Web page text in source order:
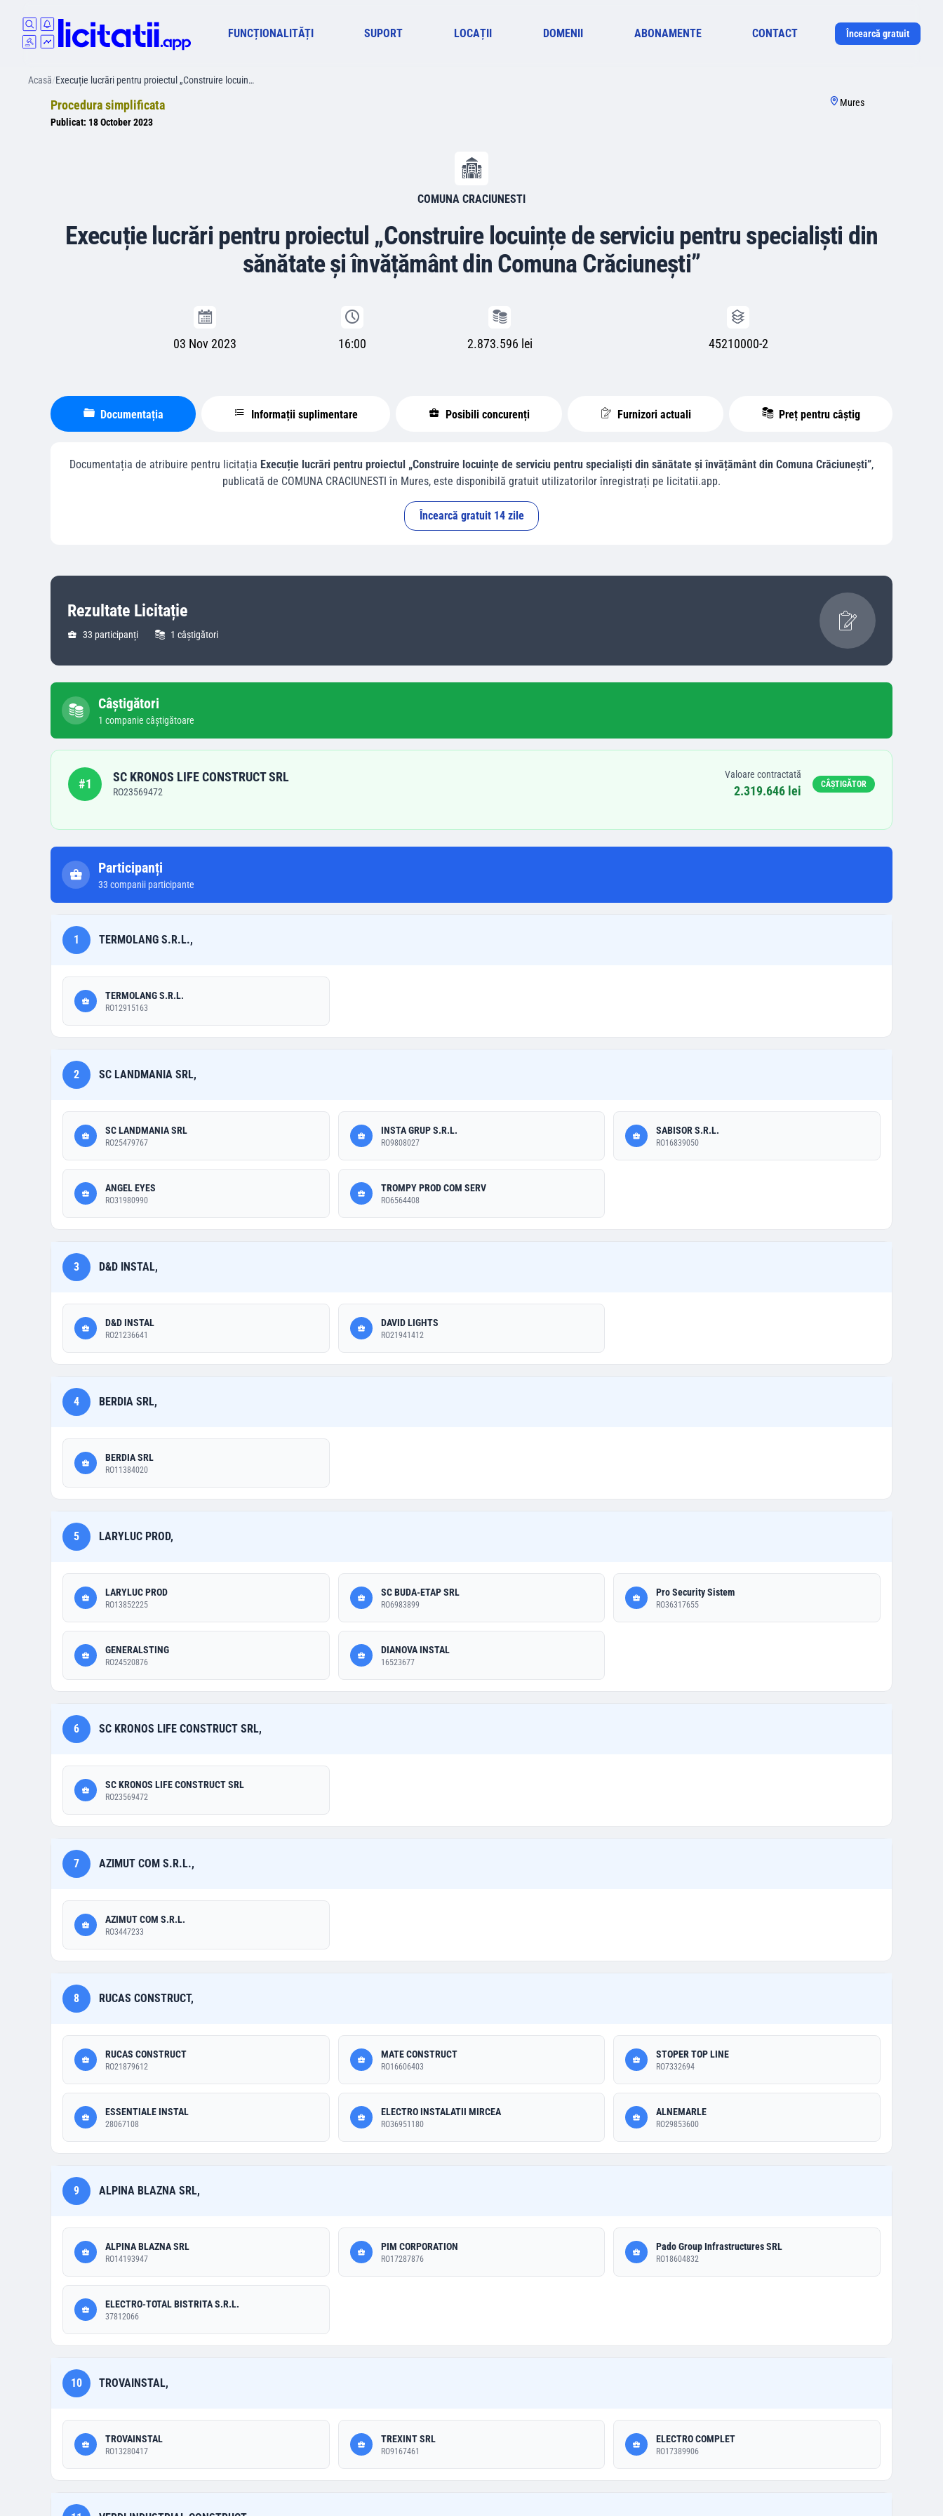
FUNCȚIONALITĂȚI SUPORT LOCAȚII DOMENII ABONAMENTE CONTACT Încearcă gratuit
Acasă/Execuție lucrări pentru proiectul „Construire locuin…
Procedura simplificata
Publicat: 18 October 2023
Mures
COMUNA CRACIUNESTI
Execuție lucrări pentru proiectul „Construire locuințe de serviciu pentru specialiști din
sănătate și învățământ din Comuna Crăciunești”
03 Nov 2023 16:00 2.873.596 lei 45210000-2
Documentația Informații suplimentare Posibili concurenți Furnizori actuali Preț pentru câștig
Documentația de atribuire pentru licitația Execuție lucrări pentru proiectul „Construire locuințe de serviciu pentru specialiști din sănătate și învățământ din Comuna Crăciunești”,
publicată de COMUNA CRACIUNESTI în Mures, este disponibilă gratuit utilizatorilor înregistrați pe licitatii.app.
Încearcă gratuit 14 zile
Rezultate Licitație
33 participanți 1 câștigători
Câștigători
1 companie câștigătoare
#1 SC KRONOS LIFE CONSTRUCT SRL
RO23569472
Valoare contractată
2.319.646 lei CÂȘTIGĂTOR
Participanți
33 companii participante
1 TERMOLANG S.R.L.,
TERMOLANG S.R.L.
RO12915163
2 SC LANDMANIA SRL,
SC LANDMANIA SRL
RO25479767
INSTA GRUP S.R.L.
RO9808027
SABISOR S.R.L.
RO16839050
ANGEL EYES
RO31980990
TROMPY PROD COM SERV
RO6564408
3 D&D INSTAL,
D&D INSTAL
RO21236641
DAVID LIGHTS
RO21941412
4 BERDIA SRL,
BERDIA SRL
RO11384020
5 LARYLUC PROD,
LARYLUC PROD
RO13852225
SC BUDA-ETAP SRL
RO6983899
Pro Security Sistem
RO36317655
GENERALSTING
RO24520876
DIANOVA INSTAL
16523677
6 SC KRONOS LIFE CONSTRUCT SRL,
SC KRONOS LIFE CONSTRUCT SRL
RO23569472
7 AZIMUT COM S.R.L.,
AZIMUT COM S.R.L.
RO3447233
8 RUCAS CONSTRUCT,
RUCAS CONSTRUCT
RO21879612
MATE CONSTRUCT
RO16606403
STOPER TOP LINE
RO7332694
ESSENTIALE INSTAL
28067108
ELECTRO INSTALATII MIRCEA
RO36951180
ALNEMARLE
RO29853600
9 ALPINA BLAZNA SRL,
ALPINA BLAZNA SRL
RO14193947
PIM CORPORATION
RO17287876
Pado Group Infrastructures SRL
RO18604832
ELECTRO-TOTAL BISTRITA S.R.L.
37812066
10 TROVAINSTAL,
TROVAINSTAL
RO13280417
TREXINT SRL
RO9167461
ELECTRO COMPLET
RO17389906